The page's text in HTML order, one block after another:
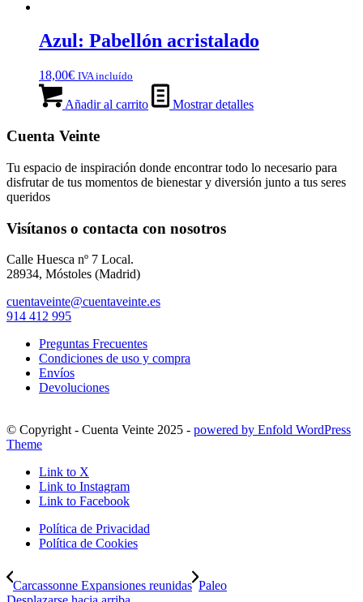
Azul: Pabellón acristalado
18,00€ IVA incluído
Añadir al carrito Mostrar detalles
Cuenta Veinte
Tu espacio de inspiración donde encontrar todo lo necesario para
disfrutar de tus momentos de bienestar y diversión junto a tus seres
queridos
Visítanos o contacta con nosotros
Calle Huesca nº 7 Local.
28934, Móstoles (Madrid)
cuentaveinte@cuentaveinte.es
914 412 995
Preguntas Frecuentes
Condiciones de uso y compra
Envíos
Devoluciones
© Copyright - Cuenta Veinte 2025 - powered by Enfold WordPress
Theme
Link to X
Link to Instagram
Link to Facebook
Política de Privacidad
Política de Cookies
Carcassonne Expansiones reunidas Paleo